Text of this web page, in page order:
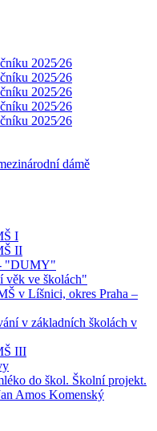
2025⁄26
2025⁄26
2025⁄26
2025⁄26
2025⁄26
dámě
I
II
- "DUMY"
ve školách"
v Líšnici, okres Praha –
v základních školách v
III
do škol. Školní projekt.
Amos Komenský